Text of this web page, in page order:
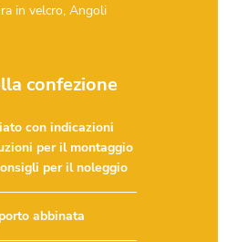
in velcro, Angoli
confezione
con indicazioni
per il montaggio
per il noleggio
abbinata